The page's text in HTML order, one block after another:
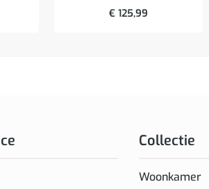
€ 125,99
Collectie
Woonkamer